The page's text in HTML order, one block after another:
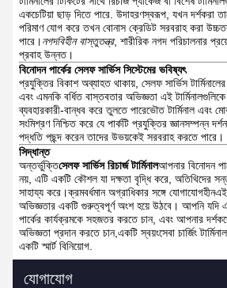
একচেটিয়া ছাড় দিতে পারে. উদাহরণস্বরূপ, যখন দর্শকরা
পরিমাণ যোগ করে তখন বোনাস ক্রেডিট সরবরাহ করা
পারে।নগদবিহীন বাস্তুতন্ত্র, শারীরিক নগদ পরিচালনার
প্রবাহ উন্নত।
বিনোদন পার্কের সেলফ সার্ভিস সিস্টেমের ভবিষ্যৎ
প্রযুক্তির বিকাশ অব্যাহত থাকায়, সেলফ সার্ভিস
এবং এমনকি বর্ধিত বাস্তবতার অভিজ্ঞতা এই
ব্যবহারকারী-বান্ধব করে তুলতে পারেভৌত টার্মিনাল এবং
সংমিশ্রণ নিশ্চিত করে যে পার্কটি প্রযুক্তির জ্ঞানসম্পন্ন
পদ্ধতি পছন্দ করেন তাদের উভয়কেই সরবরাহ করতে পারে।
সিদ্ধান্ত
অন্তর্ভুক্তিসেলফ সার্ভিস রিচার্জ টার্মিনালআপনার বিনোদন
নয়, এটি একটি কৌশল যা দক্ষতা বৃদ্ধি করে, অতিথিদের
সাহায্য করে।ক্রমবর্ধমান অগ্রাধিকার সঙ্গে যোগাযোগহীনএই
অভিজ্ঞতার একটি গুরুত্বপূর্ণ অংশ হয়ে উঠবে। আপনি যদি
পার্কের কার্যক্রমকে সহজতর করতে চান, এবং আপনার
অভিজ্ঞতা প্রদান করতে চান,একটি স্বয়ংসেবা চার্জিং
একটি স্মার্ট বিনিয়োগ.
যোগাযোগ